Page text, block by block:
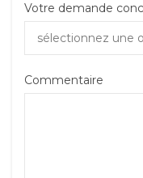
Votre demande
Commentaire